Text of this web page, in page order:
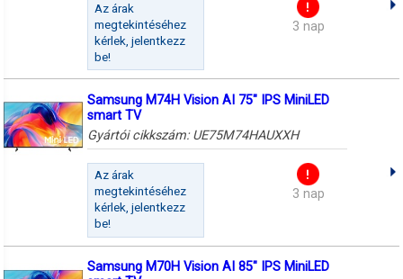
Az árak
megtekintéséhez
kérlek, jelentkezz
be!
3 nap
Samsung M74H Vision AI 75" IPS MiniLED
smart TV
Gyártói cikkszám: UE75M74HAUXXH
Az árak
megtekintéséhez
kérlek, jelentkezz
be!
3 nap
Samsung M70H Vision AI 85" IPS MiniLED